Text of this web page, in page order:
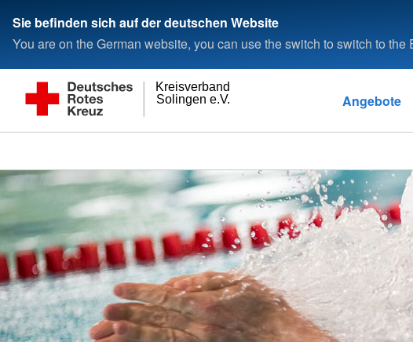
Sie befinden sich auf der deutschen Website
You are on the German website, you can use the switch to switch to the
Solingen e.V.
Kreisverband
Angebote